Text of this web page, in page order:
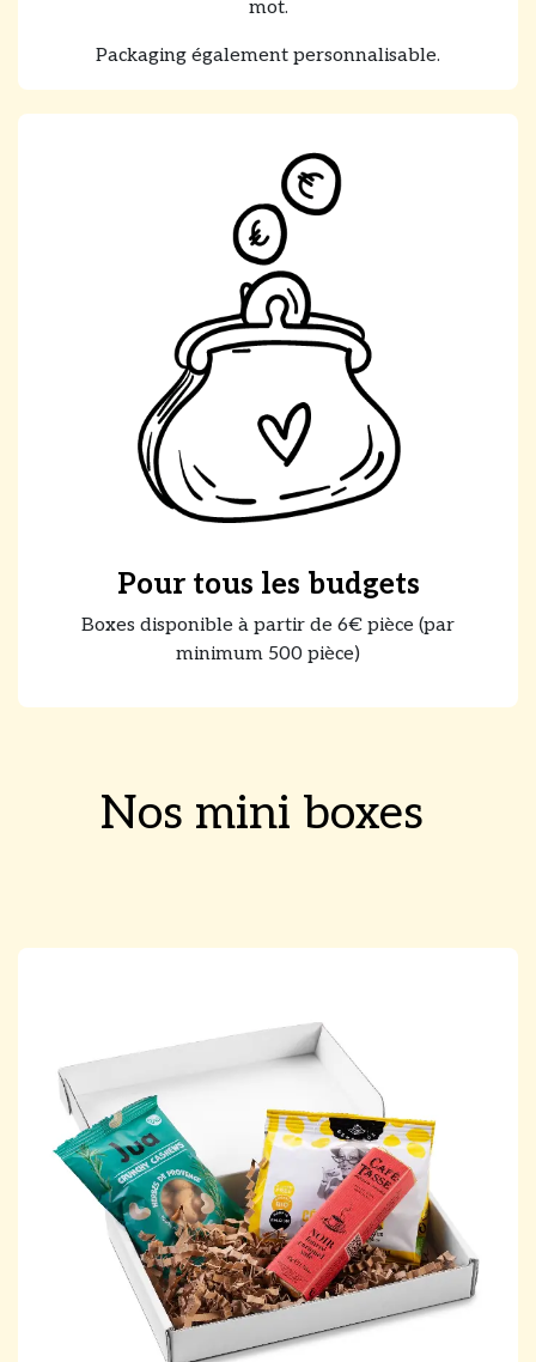
mot.
Packaging également personnalisable.
Pour tous les budgets
Boxes disponible à partir de 6€ pièce (par
minimum 500 pièce)
Nos mini boxes